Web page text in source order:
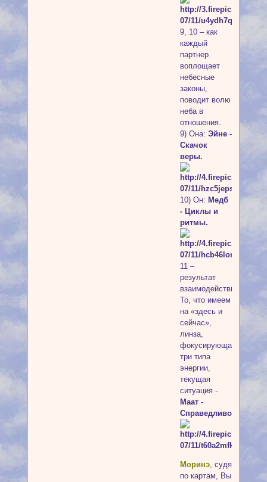
9, 10 – как
каждый
партнер
воплощает
небесные
законы,
поводит волю
неба в
отношения.
9) Она: Эйне -
Скачок
веры.
10) Он: Медб
- Циклы и
ритмы.
11 –
результат
взаимодействия.
То, что имеем
на «здесь и
сейчас»,
линза,
фокусирующая
три типа
энергии,
текущая
ситуация -
Маат -
Справедливость.
Моринэ, судя
по картам, Вы